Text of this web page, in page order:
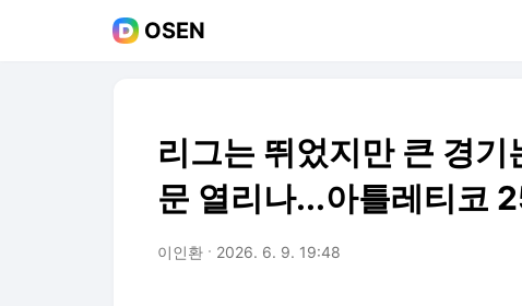
OSEN
리그는 뛰었지만 큰 경
문 열리나...아틀레티코
이인환 2026. 6. 9. 19:48